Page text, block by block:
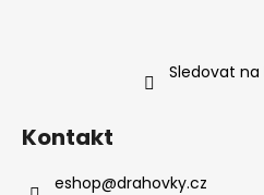
Sledovat
Kontakt
eshop@drahovky.cz